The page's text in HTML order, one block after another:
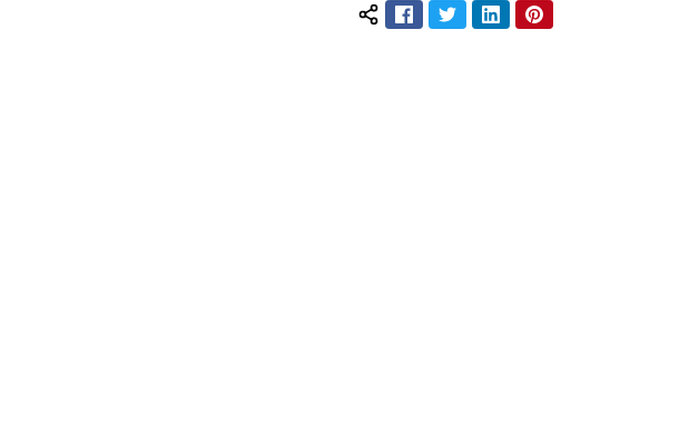
Compartilhar conteúdo:
FacebookTwitterLinkedInPinterest